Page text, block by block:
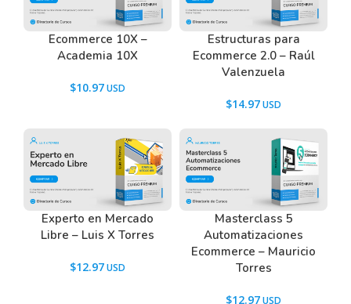
Ecommerce 10X –
Academia 10X
$10.97
Estructuras para
Ecommerce 2.0 – Raúl
Valenzuela
$14.97
Experto en Mercado
Libre – Luis X Torres
$12.97
Masterclass 5
Automatizaciones
Ecommerce – Mauricio
Torres
$12.97